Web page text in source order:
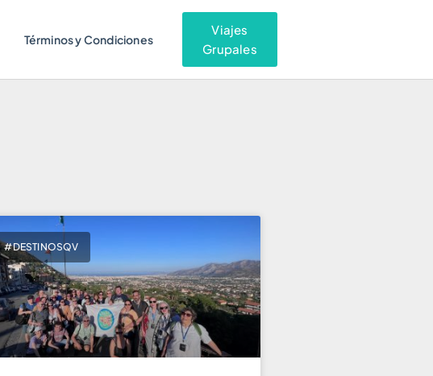
Términos y Condiciones
Viajes
Grupales
#DESTINOSQV